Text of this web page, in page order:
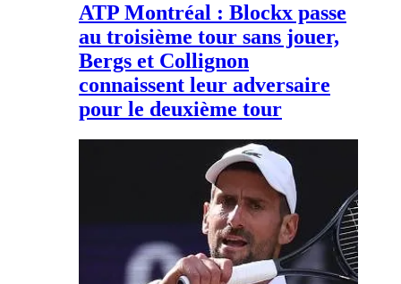
ATP Montréal : Blockx passe
au troisième tour sans jouer,
Bergs et Collignon
connaissent leur adversaire
pour le deuxième tour